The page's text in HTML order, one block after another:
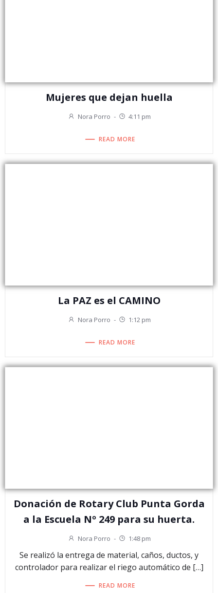
Mujeres que dejan huella
Nora Porro - 4:11 pm
READ MORE
La PAZ es el CAMINO
Nora Porro - 1:12 pm
READ MORE
Donación de Rotary Club Punta Gorda
a la Escuela Nº 249 para su huerta.
Nora Porro - 1:48 pm
Se realizó la entrega de material, caños, ductos, y
controlador para realizar el riego automático de […]
READ MORE